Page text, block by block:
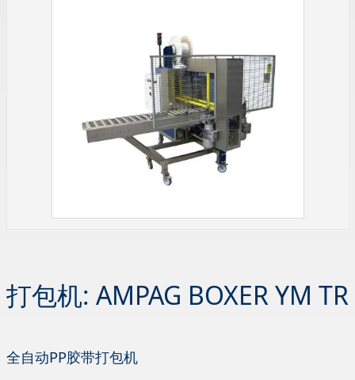
打包机: AMPAG BOXER YM TR
全自动PP胶带打包机